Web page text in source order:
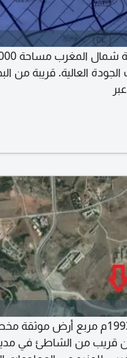
العالية. قريبة من
أرض للبيع مساحتها 1993م مربع
قريب من الشاطئ في